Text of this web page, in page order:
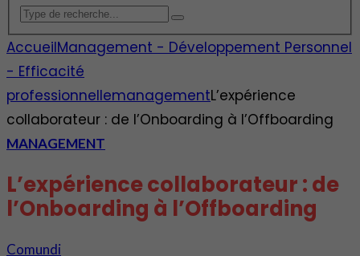
AccueilManagement - Développement Personnel
- Efficacité
professionnellemanagementL’expérience
collaborateur : de l’Onboarding à l’Offboarding
MANAGEMENT
L’expérience collaborateur : de
l’Onboarding à l’Offboarding
Comundi